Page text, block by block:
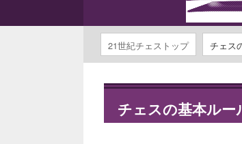
21世紀チェストップ チェス
チェスの基本ルー